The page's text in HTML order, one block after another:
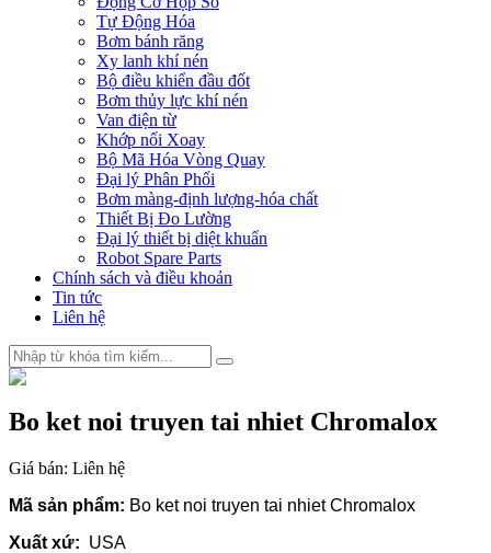
Tự Động Hóa
Bơm bánh răng
Xy lanh khí nén
Bộ điều khiển đầu đốt
Bơm thủy lực khí nén
Van điện từ
Khớp nối Xoay
Bộ Mã Hóa Vòng Quay
Đại lý Phân Phối
Bơm màng-định lượng-hóa chất
Thiết Bị Đo Lường
Đại lý thiết bị diệt khuẩn
Robot Spare Parts
Chính sách và điều khoản
Tin tức
Liên hệ
Bo ket noi truyen tai nhiet Chromalox
Giá bán: Liên hệ
Mã sản phẩm: Bo ket noi truyen tai nhiet Chromalox
Xuất xứ: USA